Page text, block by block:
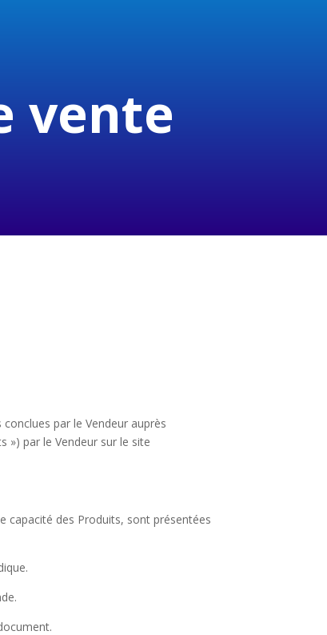
vente
par le Vendeur auprès
») par le Vendeur sur le site
capacité des Produits, sont présentées